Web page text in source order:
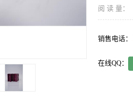
阅 读 量：
销售电话：
在线QQ：